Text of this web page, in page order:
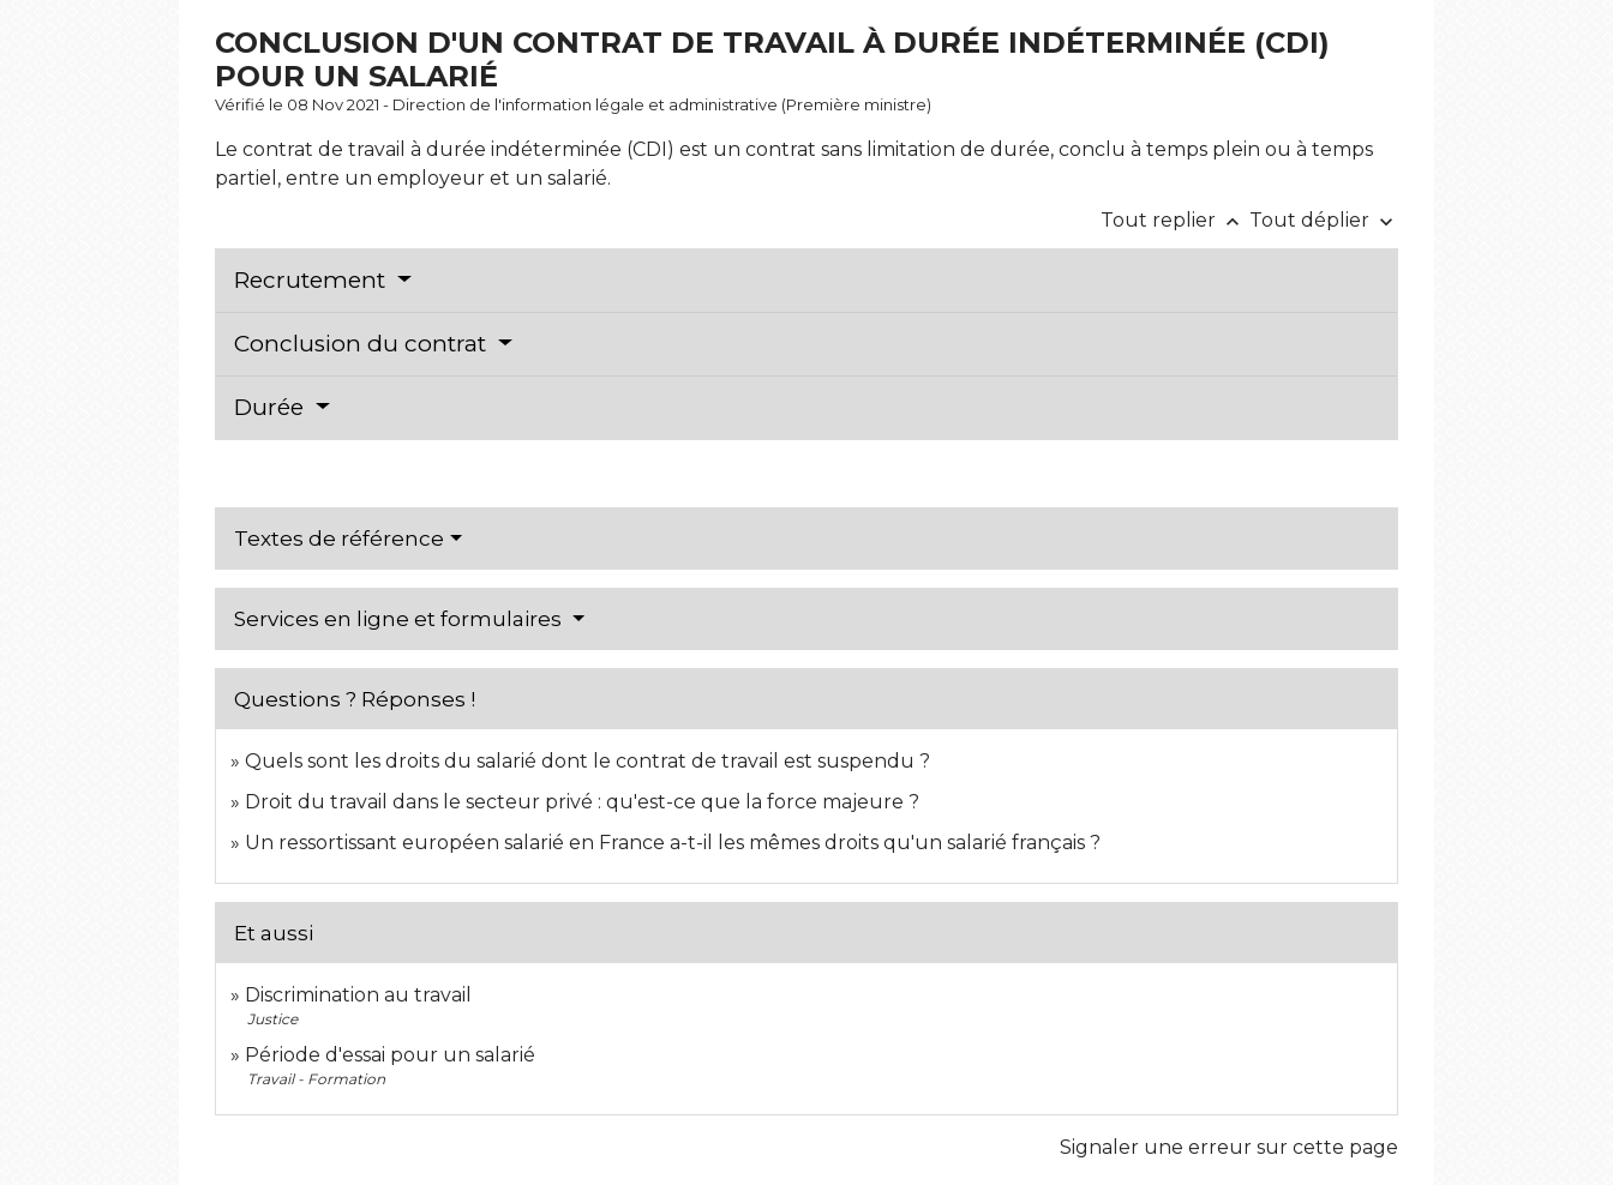
CONCLUSION D'UN CONTRAT DE TRAVAIL À DURÉE INDÉTERMINÉE (CDI)
POUR UN SALARIÉ
Vérifié le 08 Nov 2021 - Direction de l'information légale et administrative (Première ministre)
Le contrat de travail à durée indéterminée (CDI) est un contrat sans limitation de durée, conclu à temps plein ou à temps
partiel, entre un employeur et un salarié.
Tout replier keyboard_arrow_up Tout déplier keyboard_arrow_down
Recrutement
Conclusion du contrat
Durée
Textes de référence
Services en ligne et formulaires
Questions ? Réponses !
Quels sont les droits du salarié dont le contrat de travail est suspendu ?
Droit du travail dans le secteur privé : qu'est-ce que la force majeure ?
Un ressortissant européen salarié en France a-t-il les mêmes droits qu'un salarié français ?
Et aussi
Discrimination au travail
Justice
Période d'essai pour un salarié
Travail - Formation
Signaler une erreur sur cette page